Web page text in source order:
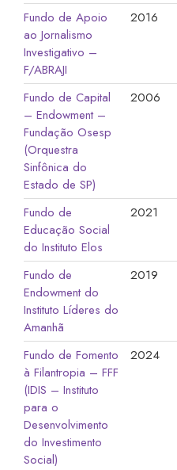
Fundo de Apoio
ao Jornalismo
Investigativo –
F/ABRAJI
2016
Fundo de Capital
– Endowment –
Fundação Osesp
(Orquestra
Sinfônica do
Estado de SP)
2006
Fundo de
Educação Social
do Instituto Elos
2021
Fundo de
Endowment do
Instituto Líderes do
Amanhã
2019
Fundo de Fomento
à Filantropia – FFF
(IDIS – Instituto
para o
Desenvolvimento
do Investimento
Social)
2024